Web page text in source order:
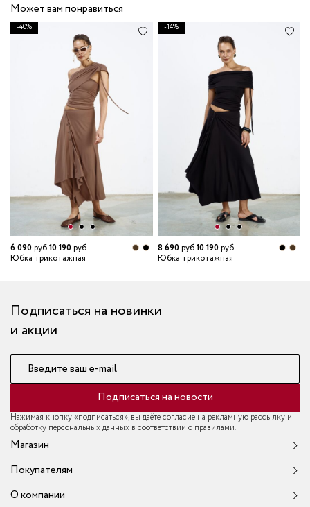
Может вам понравиться
-40%
6 090руб.10 190руб.
Юбка трикотажная
-14%
8 690руб.10 190руб.
Юбка трикотажная
Подписаться на новинки
и акции
Введите ваш e-mail
Подписаться на новости
Нажимая кнопку «подписаться», вы даёте согласие на рекламную рассылку и
обработку персональных данных в соответствии с правилами.
Магазин
Покупателям
О компании